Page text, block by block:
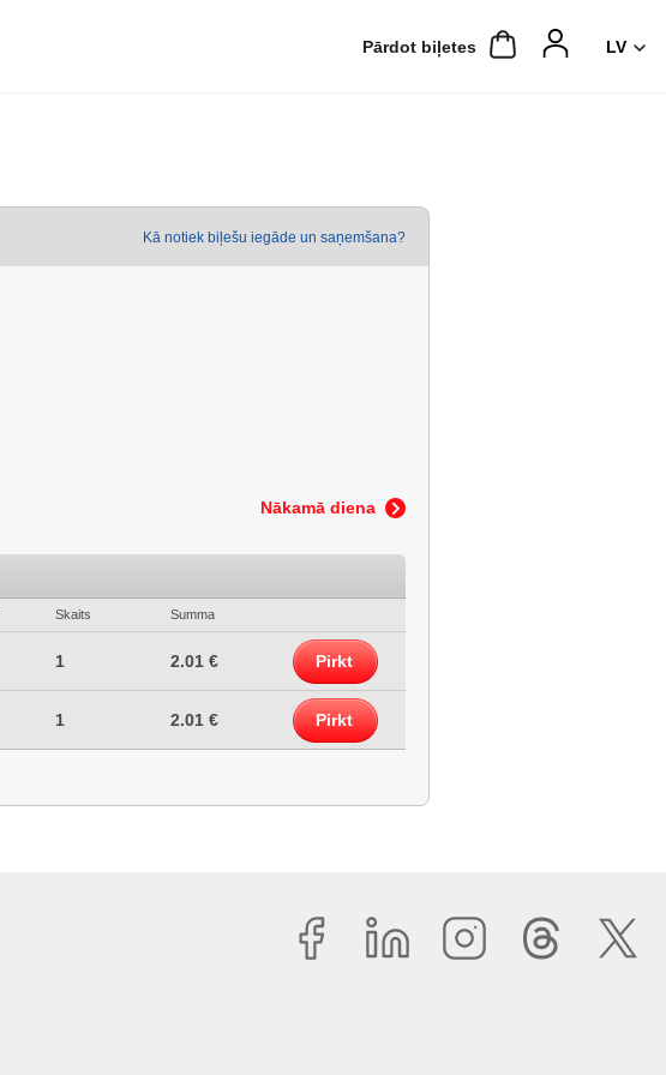
Pārdot biļetes
Kā notiek biļešu iegāde un saņemšana?
Nākamā diena
Skaits Summa
1 2.01 € Pirkt
1 2.01 € Pirkt